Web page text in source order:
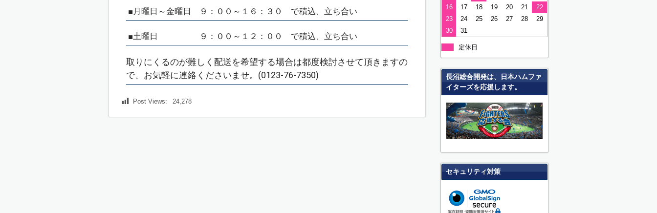
■月曜日～金曜日 ９：００～１６：３０ で積込、立ち合い
■土曜日 ９：００～１２：００ で積込、立ち合い
取りにくるのが難しく配送を希望する場合は都度検討させて頂きますの
で、お気軽に連絡くださいませ。(0123-76-7350)
Post Views: 24,278
16
17 18 19 20 21
22
23
24 25 26 27 28
29
30
31
定休日
長沼総合開発は、日本ハムファ
イターズを応援します。
セキュリティ対策